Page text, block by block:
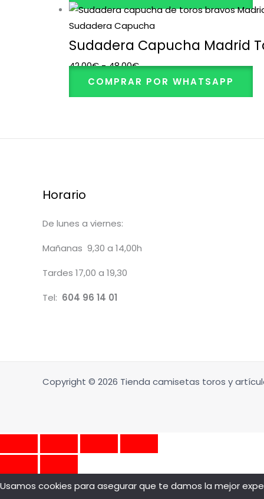
Sudadera Capucha
Sudadera Capucha Madrid
42,00€-48,00€
COMPRAR POR WHATSAPP
Horario
De lunes a viernes:
Mañanas 9,30 a 14,00h
Tardes 17,00 a 19,30
Tel: 604 96 14 01
Copyright © 2026 Tienda camisetas toros y
Usamos cookies para asegurar que te damos la mejor